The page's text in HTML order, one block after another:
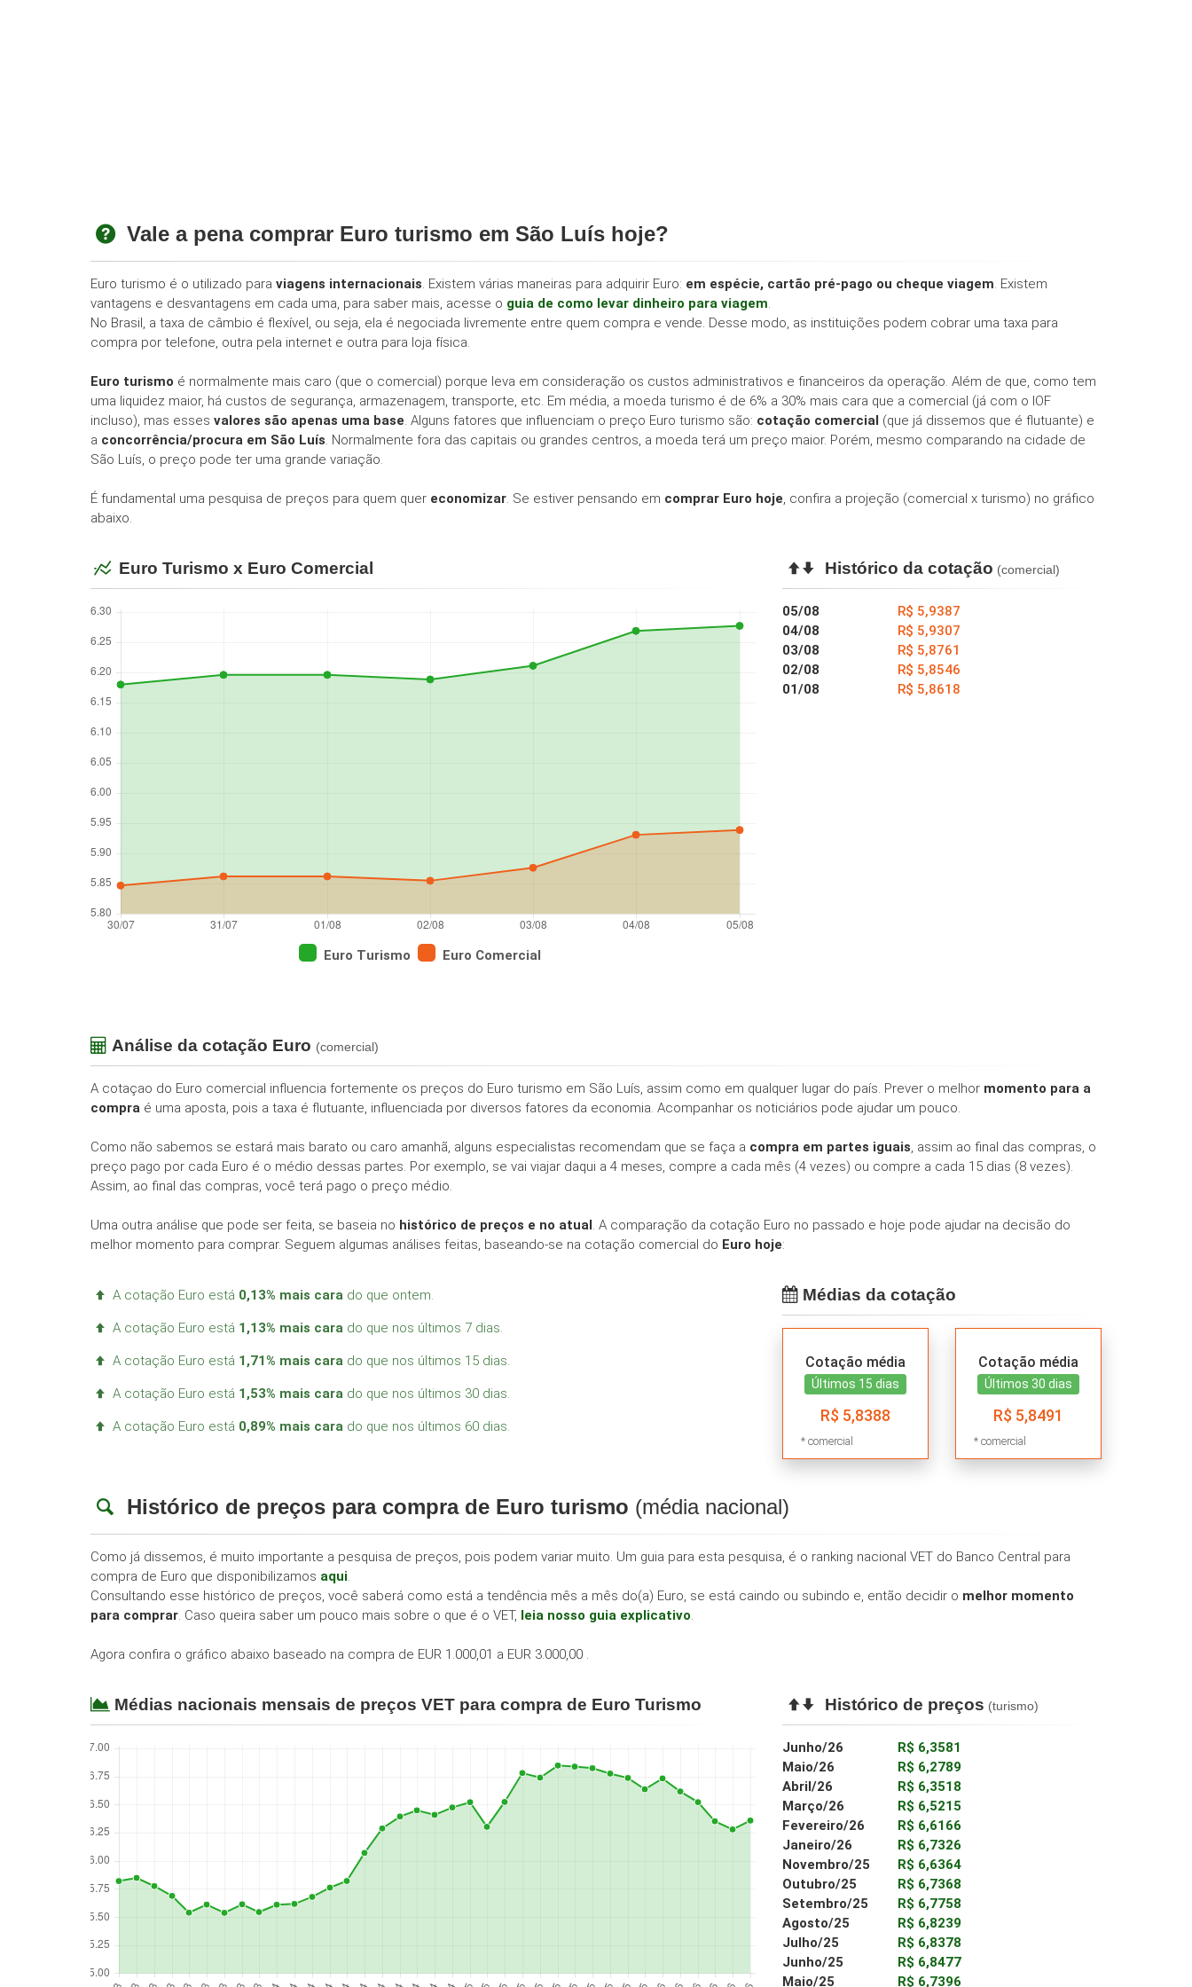
Vale a pena comprar Euro turismo em São Luís hoje?
Euro turismo é o utilizado para viagens internacionais. Existem várias maneiras para adquirir Euro: em espécie, cartão pré-pago ou cheque viagem. Existem
vantagens e desvantagens em cada uma, para saber mais, acesse o guia de como levar dinheiro para viagem.
No Brasil, a taxa de câmbio é flexível, ou seja, ela é negociada livremente entre quem compra e vende. Desse modo, as instituições podem cobrar uma taxa para
compra por telefone, outra pela internet e outra para loja física.
Euro turismo é normalmente mais caro (que o comercial) porque leva em consideração os custos administrativos e financeiros da operação. Além de que, como tem
uma liquidez maior, há custos de segurança, armazenagem, transporte, etc. Em média, a moeda turismo é de 6% a 30% mais cara que a comercial (já com o IOF
incluso), mas esses valores são apenas uma base. Alguns fatores que influenciam o preço Euro turismo são: cotação comercial (que já dissemos que é flutuante) e
a concorrência/procura em São Luís. Normalmente fora das capitais ou grandes centros, a moeda terá um preço maior. Porém, mesmo comparando na cidade de
São Luís, o preço pode ter uma grande variação.
É fundamental uma pesquisa de preços para quem quer economizar. Se estiver pensando em comprar Euro hoje, confira a projeção (comercial x turismo) no gráfico
abaixo.
Euro Turismo x Euro Comercial
Euro Turismo Euro Comercial
Histórico da cotação (comercial)
05/08
R$ 5,9387
04/08
R$ 5,9307
03/08
R$ 5,8761
02/08
R$ 5,8546
01/08
R$ 5,8618
Análise da cotação Euro (comercial)
A cotaçao do Euro comercial influencia fortemente os preços do Euro turismo em São Luís, assim como em qualquer lugar do país. Prever o melhor momento para a
compra é uma aposta, pois a taxa é flutuante, influenciada por diversos fatores da economia. Acompanhar os noticiários pode ajudar um pouco.
Como não sabemos se estará mais barato ou caro amanhã, alguns especialistas recomendam que se faça a compra em partes iguais, assim ao final das compras, o
preço pago por cada Euro é o médio dessas partes. Por exemplo, se vai viajar daqui a 4 meses, compre a cada mês (4 vezes) ou compre a cada 15 dias (8 vezes).
Assim, ao final das compras, você terá pago o preço médio.
Uma outra análise que pode ser feita, se baseia no histórico de preços e no atual. A comparação da cotação Euro no passado e hoje pode ajudar na decisão do
melhor momento para comprar. Seguem algumas análises feitas, baseando-se na cotação comercial do Euro hoje:
A cotação Euro está 0,13% mais cara do que ontem.
A cotação Euro está 1,13% mais cara do que nos últimos 7 dias.
A cotação Euro está 1,71% mais cara do que nos últimos 15 dias.
A cotação Euro está 1,53% mais cara do que nos últimos 30 dias.
A cotação Euro está 0,89% mais cara do que nos últimos 60 dias.
Médias da cotação
Cotação média
Últimos 15 dias
R$ 5,8388
* comercial
Cotação média
Últimos 30 dias
R$ 5,8491
* comercial
Histórico de preços para compra de Euro turismo (média nacional)
Como já dissemos, é muito importante a pesquisa de preços, pois podem variar muito. Um guia para esta pesquisa, é o ranking nacional VET do Banco Central para
compra de Euro que disponibilizamos aqui.
Consultando esse histórico de preços, você saberá como está a tendência mês a mês do(a) Euro, se está caindo ou subindo e, então decidir o melhor momento
para comprar. Caso queira saber um pouco mais sobre o que é o VET, leia nosso guia explicativo.
Agora confira o gráfico abaixo baseado na compra de EUR 1.000,01 a EUR 3.000,00 .
Médias nacionais mensais de preços VET para compra de Euro Turismo Histórico de preços (turismo)
Junho/26
R$ 6,3581
Maio/26
R$ 6,2789
Abril/26
R$ 6,3518
Março/26
R$ 6,5215
Fevereiro/26
R$ 6,6166
Janeiro/26
R$ 6,7326
Novembro/25
R$ 6,6364
Outubro/25
R$ 6,7368
Setembro/25
R$ 6,7758
Agosto/25
R$ 6,8239
Julho/25
R$ 6,8378
Junho/25
R$ 6,8477
Maio/25
R$ 6,7396